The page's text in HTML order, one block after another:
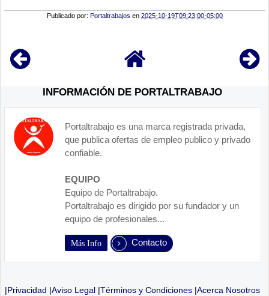
Publicado por:Portaltrabajos en2025-10-19T09:23:00-05:00
INFORMACIÓN DE PORTALTRABAJO
Portaltrabajo es una marca registrada privada,
que publica ofertas de empleo publico y privado
confiable.
EQUIPO
Equipo de Portaltrabajo.
Portaltrabajo es dirigido por su fundador y un
equipo de profesionales...
Más Info Contacto
|Privacidad |Aviso Legal |Términos y Condiciones |Acerca Nosotros